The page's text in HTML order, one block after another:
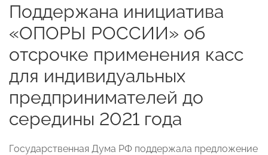
Поддержана инициатива
«ОПОРЫ РОССИИ» об
отсрочке применения касс
для индивидуальных
предпринимателей до
середины 2021 года
Государственная Дума РФ поддержала предложение